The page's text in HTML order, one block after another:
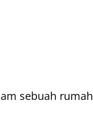
sebuah rumah